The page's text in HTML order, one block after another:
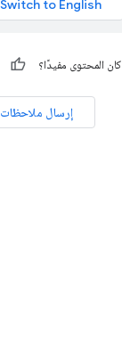
المحتوى مفيدًا؟
إرسال ملاحظات